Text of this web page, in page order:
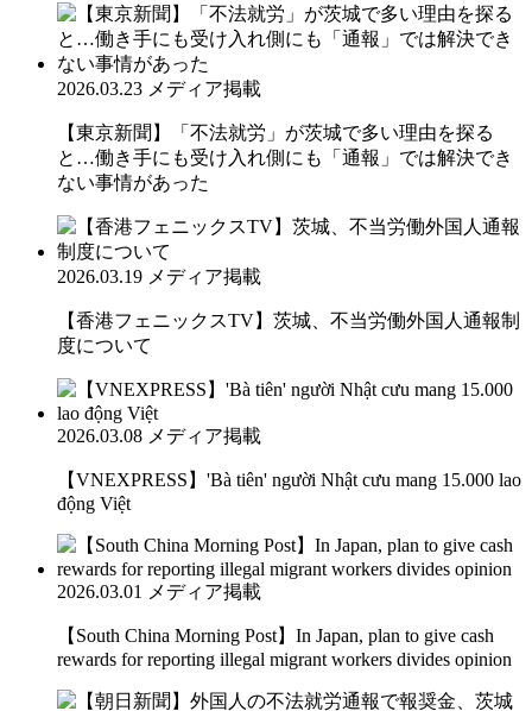
2026.03.23 メディア掲載
【東京新聞】「不法就労」が茨城で多い理由を探る
と…働き手にも受け入れ側にも「通報」では解決でき
ない事情があった
2026.03.19 メディア掲載
【香港フェニックスTV】茨城、不当労働外国人通報制
度について
2026.03.08 メディア掲載
【VNEXPRESS】'Bà tiên' người Nhật cưu mang 15.000 lao
động Việt
2026.03.01 メディア掲載
【South China Morning Post】In Japan, plan to give cash
rewards for reporting illegal migrant workers divides opinion